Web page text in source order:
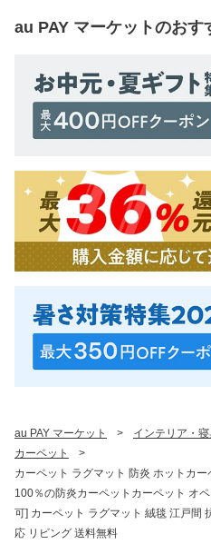
au PAY マーケットのおす
au PAY マーケット > インテリア・
カーペット
>
カーペット ラグマット 防炎 ホットカ
100％の防炎カーペットカーペット オ
可] カーペット ラグマット 絨毯 江戸間
応 リビング 送料無料